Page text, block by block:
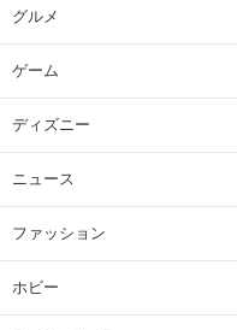
グルメ
ゲーム
ディズニー
ニュース
ファッション
ホビー